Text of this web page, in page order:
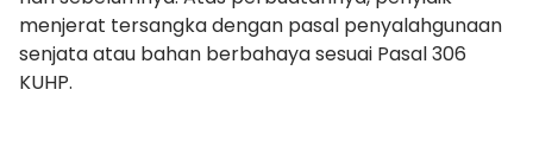
menjerat tersangka dengan pasal penyalahgunaan
senjata atau bahan berbahaya sesuai Pasal 306
KUHP.